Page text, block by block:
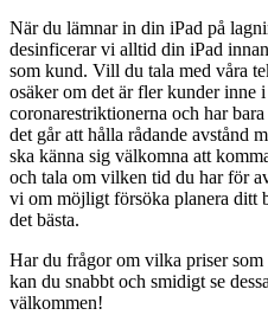
När du lämnar in din iPad på
desinficerar vi alltid din iPad
som kund. Vill du tala med våra
osäker om det är fler kunder
coronarestriktionerna och har
det går att hålla rådande avstånd
ska känna sig välkomna att
och tala om vilken tid du har för
vi om möjligt försöka planera ditt
det bästa.
Har du frågor om vilka priser
kan du snabbt och smidigt se
välkommen!